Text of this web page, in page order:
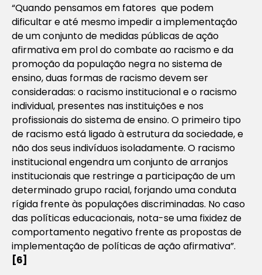
“Quando pensamos em fatores que podem
dificultar e até mesmo impedir a implementação
de um conjunto de medidas públicas de ação
afirmativa em prol do combate ao racismo e da
promoção da população negra no sistema de
ensino, duas formas de racismo devem ser
consideradas: o racismo institucional e o racismo
individual, presentes nas instituições e nos
profissionais do sistema de ensino. O primeiro tipo
de racismo está ligado à estrutura da sociedade, e
não dos seus indivíduos isoladamente. O racismo
institucional engendra um conjunto de arranjos
institucionais que restringe a participação de um
determinado grupo racial, forjando uma conduta
rígida frente às populações discriminadas. No caso
das políticas educacionais, nota-se uma fixidez de
comportamento negativo frente as propostas de
implementação de políticas de ação afirmativa”.
[6]